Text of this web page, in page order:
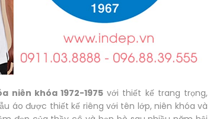
niên khóa 1972-1975 với thiết kế trang trọng,
áo được thiết kế riêng với tên lớp, niên khóa và